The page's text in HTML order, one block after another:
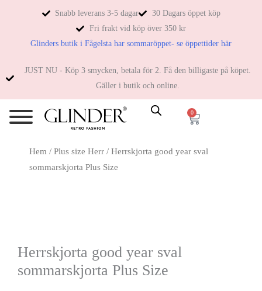
Snabb leverans 3-5 dagar
30 Dagars öppet köp
Fri frakt vid köp över 350 kr
Glinders butik i Fågelsta har sommaröppet- se öppettider här
JUST NU - Köp 3 smycken, betala för 2. Få den billigaste på köpet.
Gäller i butik och online.
0
Hem / Plus size Herr / Herrskjorta good year sval
sommarskjorta Plus Size
Herrskjorta good year sval
sommarskjorta Plus Size